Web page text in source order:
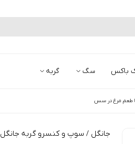
باکس سگ گربه
با طعم مرغ در سس
جانگل / سوپ و کنسرو گربه جانگل